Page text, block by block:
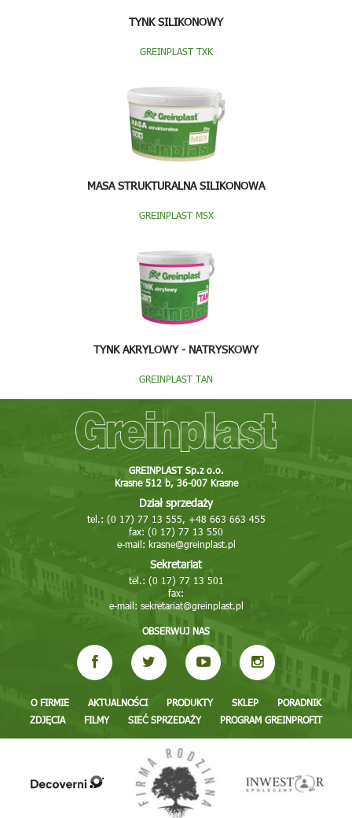
TYNK SILIKONOWY
GREINPLAST TXK
MASA STRUKTURALNA SILIKONOWA
GREINPLAST MSX
TYNK AKRYLOWY - NATRYSKOWY
GREINPLAST TAN
GREINPLAST Sp.z o.o.
Krasne 512 b, 36-007 Krasne
Dział sprzedaży
tel.: (0 17) 77 13 555, +48 663 663 455
fax: (0 17) 77 13 550
e-mail: krasne@greinplast.pl
Sekretariat
tel.: (0 17) 77 13 501
fax:
e-mail: sekretariat@greinplast.pl
OBSERWUJ NAS
O FIRMIE AKTUALNOŚCI PRODUKTY SKLEP
PORADNIK
ZDJĘCIA
FILMY SIEĆ SPRZEDAŻY PROGRAM GREINPROFIT